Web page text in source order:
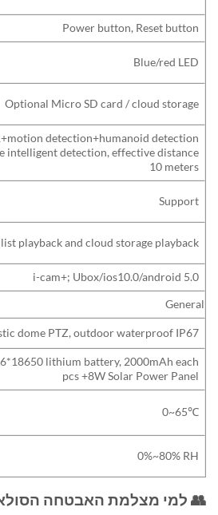
Power button, Reset button
Blue/red LED
Optional Micro SD card / cloud storage
detection+humanoid detection
intelligent detection, effective distance
10 meters
Support
playback and cloud storage playback
i-cam+; Ubox/ios10.0/android 5.0
General
dome PTZ, outdoor waterproof IP67
lithium battery, 2000mAh each
pcs +8W Solar Power Panel
0~65℃
0%~80% RH
👥 למי מצלמת האבטחה